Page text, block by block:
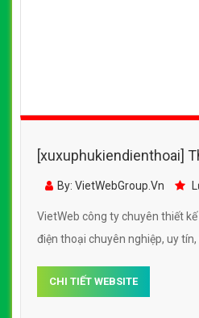
[xuxuphukiendienthoai]
Phụ Kiện Điện Thoại
By: VietWebGroup.Vn
VietWeb công ty chuyên thiết
điện thoại chuyên nghiệp, uy
CHI TIẾT WEBSITE